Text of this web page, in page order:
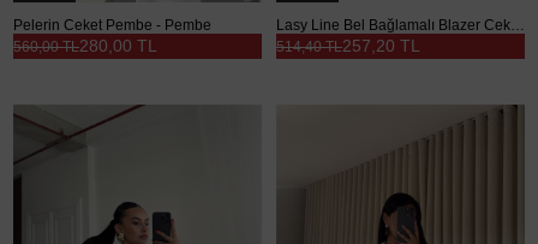
Pelerin Ceket Pembe - Pembe
280,00 TL
560,00 TL
Lasy Line Bel Bağlamalı Blazer Ceket Beyaz - Beyaz
257,20 TL
514,40 TL